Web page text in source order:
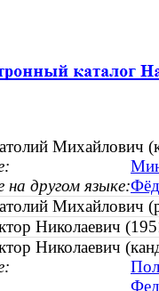
Михайлович
другом языке:
Михайлович
Николаевич
Николаевич